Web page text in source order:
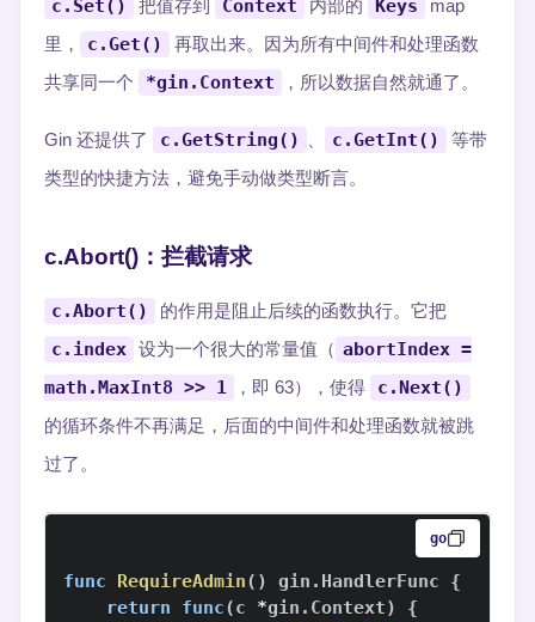
c.Set() 把值存到 Context 内部的 Keys
map
里，
c.Get()
再取出来。因为所有中间件和处理函数
共享同一个
*gin.Context ，所以数据自然就通了。
Gin 还提供了 c.GetString() c.GetInt()
等带
类型的快捷方法，避免手动做类型断言。
c.Abort()：拦截请求
c.Abort() 的作用是阻止后续的函数执行。它把
c.index 设为一个很大的常量值（ abortIndex =
math.MaxInt8 >> 1
，即 63），使得 c.Next()
的循环条件不再满足，后面的中间件和处理函数就被跳
过了。
go
func RequireAdmin( ) gin . HandlerFunc {
return
func(c *gin . Context)
{